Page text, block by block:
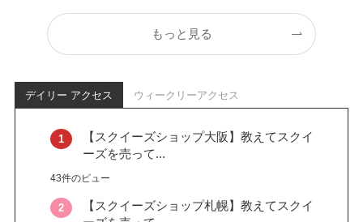
もっと見る
デイリー アクセス ウィークリーアクセス
【スクイーズショップ大阪】教えてスクイ
ーズを売って...
43件のビュー
【スクイーズショップ札幌】教えてスクイ